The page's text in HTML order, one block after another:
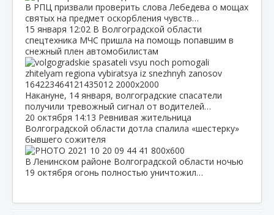
В РПЦ призвали проверить слова Лебедева о мощах
святых на предмет оскорбления чувств…
15 января 12:02 В Волгоградской области
спецтехника МЧС пришла на помощь попавшим в
снежный плен автомобилистам
Накануне, 14 января, волгоградские спасатели
получили тревожный сигнал от водителей…
20 октября 14:13 Ревнивая жительница
Волгоградской области дотла спалила «шестерку»
бывшего сожителя
В Ленинском районе Волгоградской области ночью
19 октября огонь полностью уничтожил…